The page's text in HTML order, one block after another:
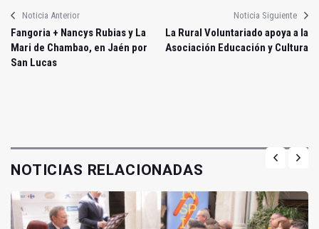
Noticia Anterior
Fangoria + Nancys Rubias y La
Mari de Chambao, en Jaén por
San Lucas
Noticia Siguiente
La Rural Voluntariado apoya a la
Asociación Educación y Cultura
NOTICIAS RELACIONADAS